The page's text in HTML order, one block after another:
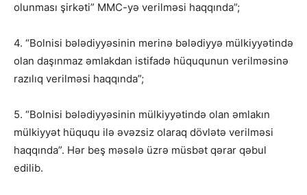
olunması şirkəti” MMC-yə verilməsi haqqında”;
4. “Bolnisi bələdiyyəsinin merinə bələdiyyə mülkiyyətində
olan daşınmaz əmlakdan istifadə hüququnun verilməsinə
razılıq verilməsi haqqında”;
5. “Bolnisi bələdiyyəsinin mülkiyyətində olan əmlakın
mülkiyyət hüququ ilə əvəzsiz olaraq dövlətə verilməsi
haqqında”. Hər beş məsələ üzrə müsbət qərar qəbul
edilib.